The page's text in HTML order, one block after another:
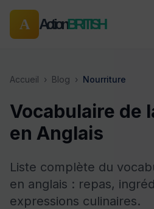
A ActionBRITISH
Accueil › Blog › Nourriture
Vocabulaire de
en Anglais
Liste complète du
en anglais : repas,
expressions culinaires.